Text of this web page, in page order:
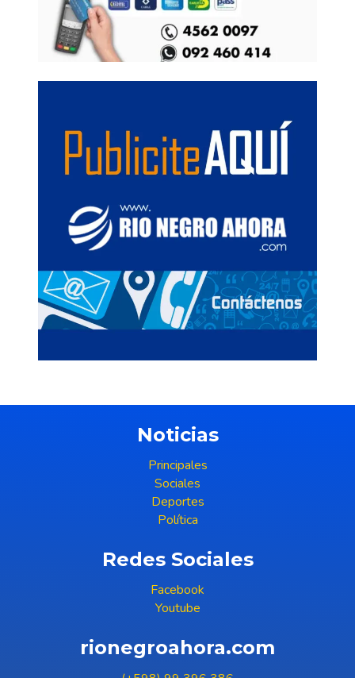
Noticias
Principales
Sociales
Deportes
Política
Redes Sociales
Facebook
Youtube
rionegroahora.com